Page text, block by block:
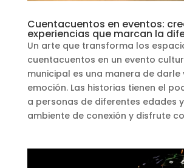
Cuentacuentos en eventos:
experiencias que marcan la
Un arte que transforma los
cuentacuentos en un evento
municipal es una manera de darle
emoción. Las historias tienen el
a personas de diferentes edades
ambiente de conexión y disfrute